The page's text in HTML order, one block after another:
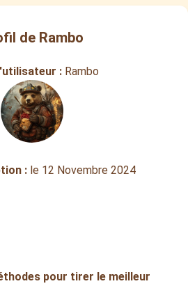
de Rambo
:Rambo
: le 12 Novembre 2024
pour tirer le meilleur